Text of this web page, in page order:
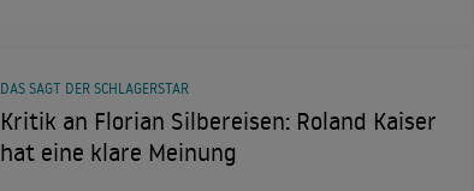
Kritik an Florian Silbereisen: Roland Kaiser
hat eine klare Meinung
DAS SAGT DER SCHLAGERSTAR